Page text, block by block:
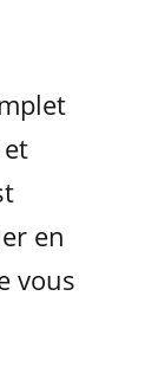
en
vous